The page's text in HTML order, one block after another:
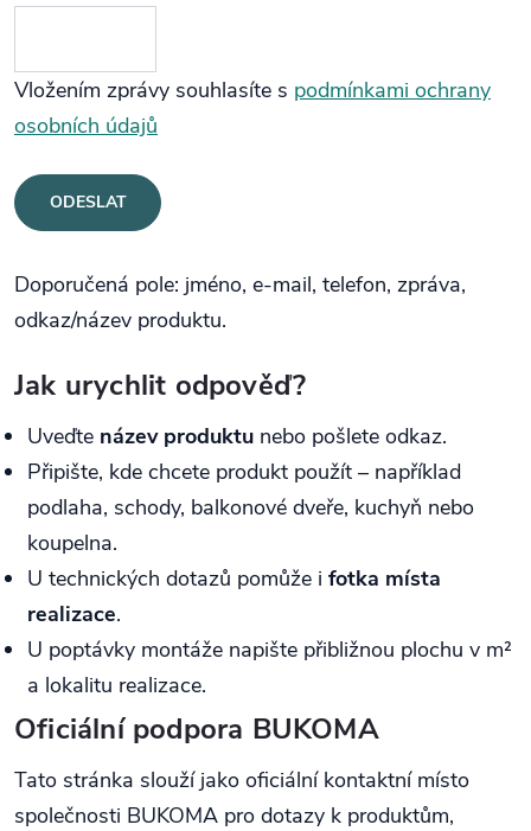
Vložením zprávy souhlasíte s podmínkami ochrany
osobních údajů
ODESLAT
Doporučená pole: jméno, e-mail, telefon, zpráva,
odkaz/název produktu.
Jak urychlit odpověď?
Uveďte název produktu nebo pošlete odkaz.
Připište, kde chcete produkt použít – například
podlaha, schody, balkonové dveře, kuchyň nebo
koupelna.
U technických dotazů pomůže i fotka místa
realizace.
U poptávky montáže napište přibližnou plochu v m²
a lokalitu realizace.
Oficiální podpora BUKOMA
Tato stránka slouží jako oficiální kontaktní místo
společnosti BUKOMA pro dotazy k produktům,